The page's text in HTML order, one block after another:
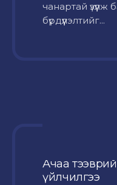
чанартай
бүрдүүлэлтийг...
Ачаа
үйлчилгээ